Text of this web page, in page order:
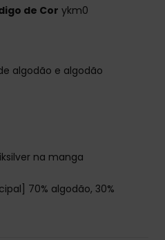
de Cor ykm0
algodão e algodão
na manga
70% algodão, 30%